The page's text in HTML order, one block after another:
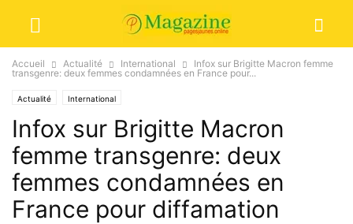
Accueil Actualité International
Infox sur Brigitte Macron femme
transgenre: deux femmes condamnées en France pour...
Actualité International
Infox sur Brigitte Macron
femme transgenre: deux
femmes condamnées en
France pour diffamation